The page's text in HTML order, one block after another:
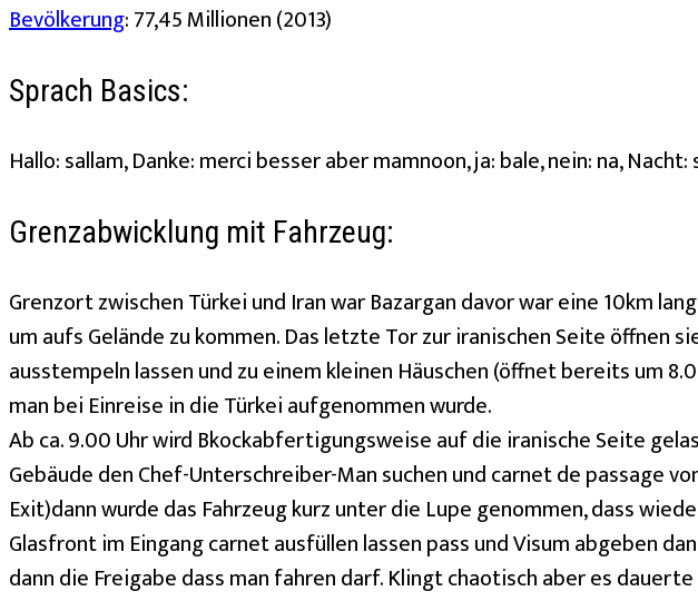
Bevölkerung:77,45 Millionen (2013)
Sprach Basics:
Hallo: sallam, Danke: merci besser aber mamnoon, ja: bale, nein: na,
Grenzabwicklung mit Fahrzeug:
Grenzort zwischen Türkei und Iran war Bazargan davor war eine 10km
um aufs Gelände zu kommen. Das letzte Tor zur iranischen Seite öffnen
ausstempeln lassen und zu einem kleinen Häuschen (öffnet bereits um
man bei Einreise in die Türkei aufgenommen wurde.
Ab ca. 9.00 Uhr wird Bkockabfertigungsweise auf die iranische Seite
Gebäude den Chef-Unterschreiber-Man suchen und carnet de passage
Exit)dann wurde das Fahrzeug kurz unter die Lupe genommen, dass
Glasfront im Eingang carnet ausfüllen lassen pass und Visum abgeben
dann die Freigabe dass man fahren darf. Klingt chaotisch aber es